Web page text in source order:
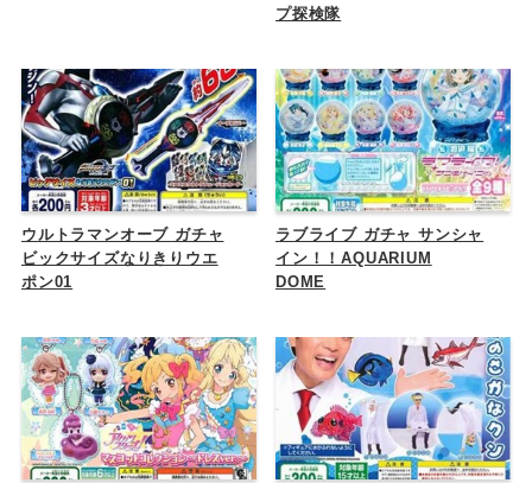
プ探検隊
ウルトラマンオーブ ガチャ
ビックサイズなりきりウエ
ポン01
ラブライブ ガチャ サンシャ
イン！！AQUARIUM
DOME